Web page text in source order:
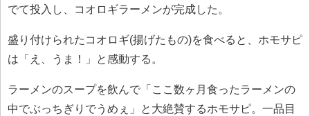
でて投入し、コオロギラーメンが完成した。
盛り付けられたコオロギ(揚げたもの)を食べると、ホモサピ
は「え、うま！」と感動する。
ラーメンのスープを飲んで「ここ数ヶ月食ったラーメンの
中でぶっちぎりでうめぇ」と大絶賛するホモサピ。一品目